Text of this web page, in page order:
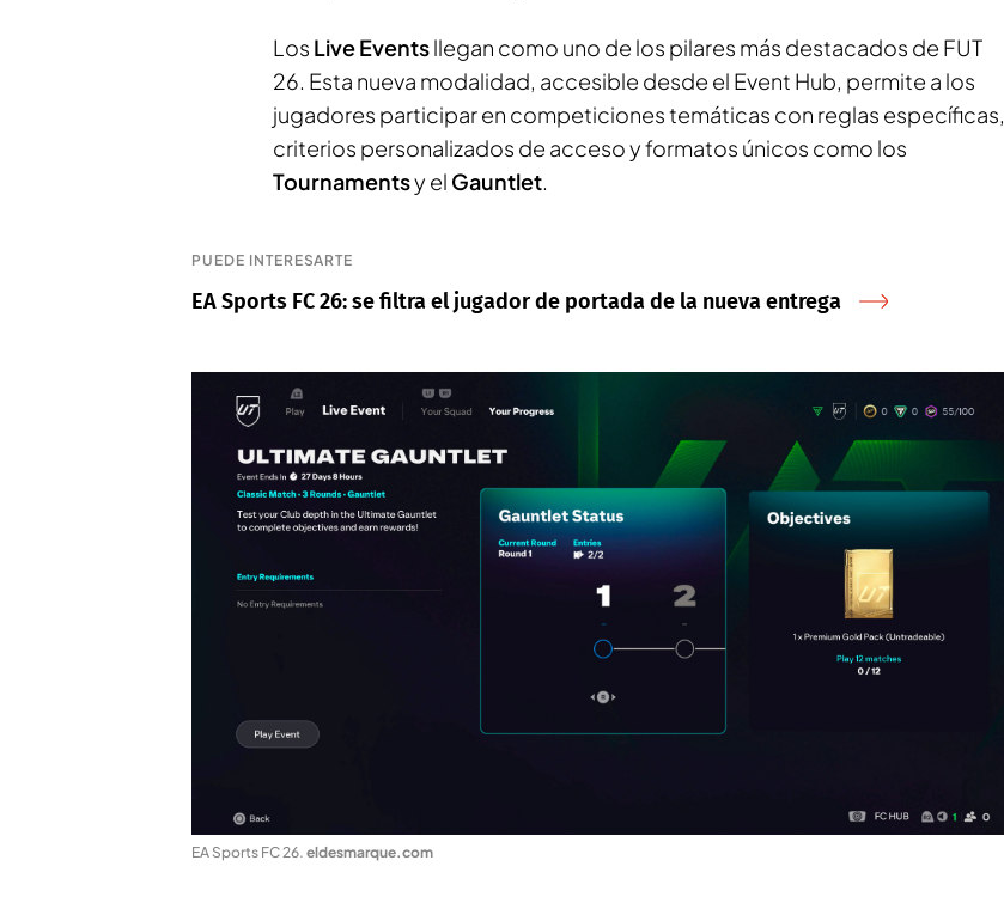
Los Live Eventsllegan como uno de los pilares más destacados de FUT
26. Esta nueva modalidad, accesible desde el Event Hub, permite a los
jugadores participar en competiciones temáticas con reglas específicas,
criterios personalizados de acceso y formatos únicos como los
Tournamentsy el Gauntlet.
PUEDE INTERESARTE
EA Sports FC 26: se filtra el jugador de portada de la nueva entrega
EA Sports FC 26. eldesmarque.com